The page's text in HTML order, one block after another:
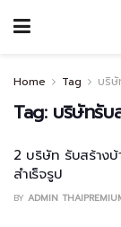
Home Tag บริ
Tag: บริษัทรับ
2 บริษัท รับสร้าง
สำเร็จรูป
BY ADMIN